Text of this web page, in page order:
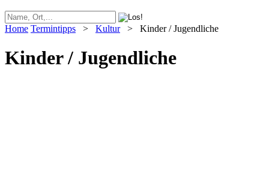
Home Termintipps > Kultur > Kinder / Jugendliche
Kinder / Jugendliche